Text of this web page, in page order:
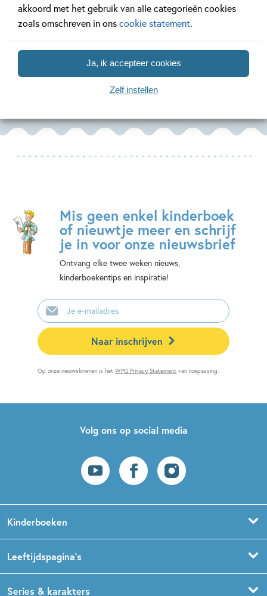
akkoord met het gebruik van alle categorieën cookies
zoals omschreven in onscookie statement.
Ja, ik accepteer cookies
Zelf instellen
nijntjes
geluidenboek
Squishmallows –
Original
kleurboek
Jazwares
Dikkie
Mis geen enkel kinderboek
of nieuwtje meer en schrijf
je in voor onze nieuwsbrief
Ontvang elke twee weken nieuws,
kinderboekentips en inspiratie!
E-
mailadres
Naar inschrijven
Op onze nieuwsbrieven is hetWPG Privacy Statement van toepassing.
Volg ons op social media
Kinderboeken
Prentenboeken
Leeftijdspagina’s
Series & karakters